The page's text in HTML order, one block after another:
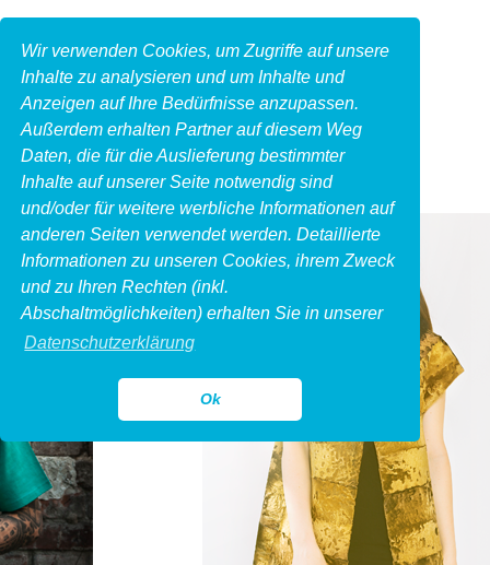
Wir verwenden Cookies, um Zugriffe auf unsere
Inhalte zu analysieren und um Inhalte und
Anzeigen auf Ihre Bedürfnisse anzupassen.
Außerdem erhalten Partner auf diesem Weg
Daten, die für die Auslieferung bestimmter
Inhalte auf unserer Seite notwendig sind
und/oder für weitere werbliche Informationen auf
anderen Seiten verwendet werden. Detaillierte
Informationen zu unseren Cookies, ihrem Zweck
und zu Ihren Rechten (inkl.
Abschaltmöglichkeiten) erhalten Sie in unserer
Datenschutzerklärung
Ok